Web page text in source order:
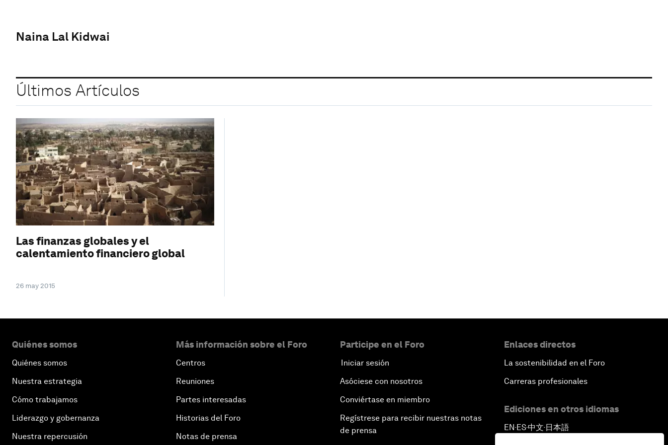
Naina Lal Kidwai
Últimos Artículos
Las finanzas globales y el
calentamiento financiero global
26 may 2015
Quiénes somos
Quiénes somos
Nuestra estrategia
Cómo trabajamos
Liderazgo y gobernanza
Nuestra repercusión
Más información sobre el Foro
Centros
Reuniones
Partes interesadas
Historias del Foro
Notas de prensa
Participe en el Foro
Iniciar sesión
Asóciese con nosotros
Conviértase en miembro
Regístrese para recibir nuestras notas
de prensa
Enlaces directos
La sostenibilidad en el Foro
Carreras profesionales
Ediciones en otros idiomas
EN ▪ES▪中文▪ 日本語